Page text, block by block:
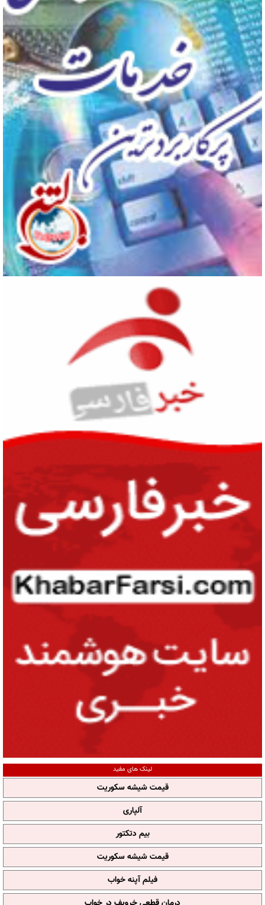
لینک های مفید
قیمت شیشه سکوریت
آلپاری
بیم دتکتور
قیمت شیشه سکوریت
فیلم آپنه خواب